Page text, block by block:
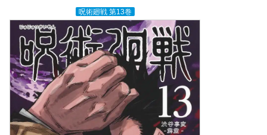
呪術廻戦 第13巻